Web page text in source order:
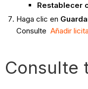
Restablecer
Haga clic en
Consulte Añadir
Consulte